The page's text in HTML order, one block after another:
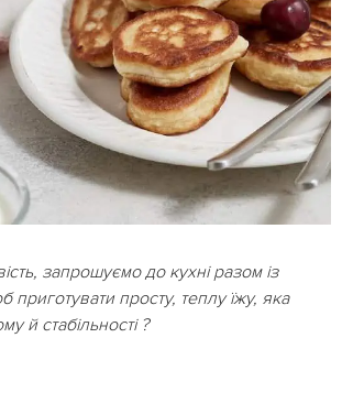
запрошуємо до кухні разом із
приготувати просту, теплу їжу, яка
й стабільності ?